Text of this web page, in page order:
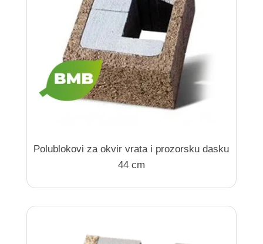
Polublokovi za okvir vrata i prozorsku dasku
44 cm